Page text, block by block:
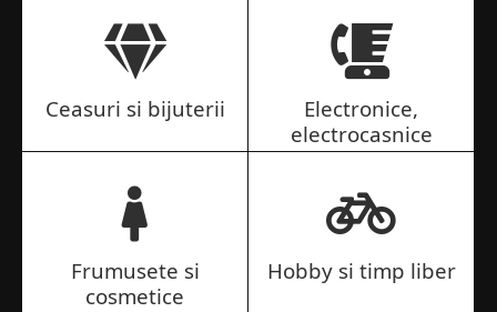
Ceasuri si bijuterii
Electronice,
electrocasnice
Frumusete si
cosmetice
Hobby si timp liber